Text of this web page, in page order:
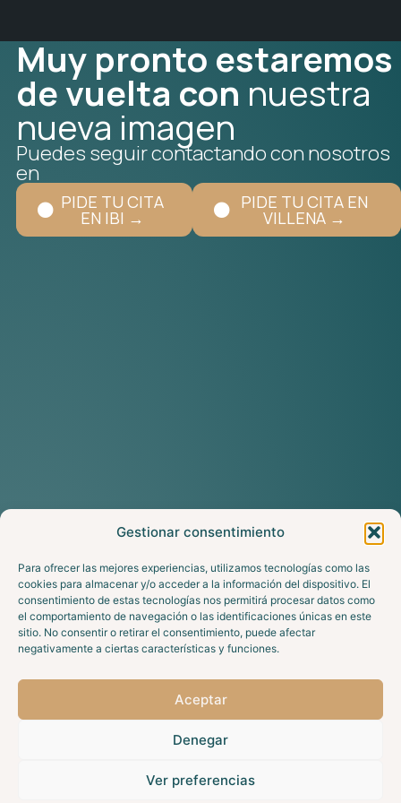
Gestionar consentimiento
Para ofrecer las mejores experiencias, utilizamos tecnologías como las
cookies para almacenar y/o acceder a la información del dispositivo. El
consentimiento de estas tecnologías nos permitirá procesar datos como
el comportamiento de navegación o las identificaciones únicas en este
sitio. No consentir o retirar el consentimiento, puede afectar
negativamente a ciertas características y funciones.
Aceptar
Denegar
Ver preferencias
Muy pronto estaremos
de vuelta con nuestra
nueva imagen
Puedes seguir contactando con nosotros
en
PIDE TU CITA
EN IBI →
PIDE TU CITA EN
VILLENA →